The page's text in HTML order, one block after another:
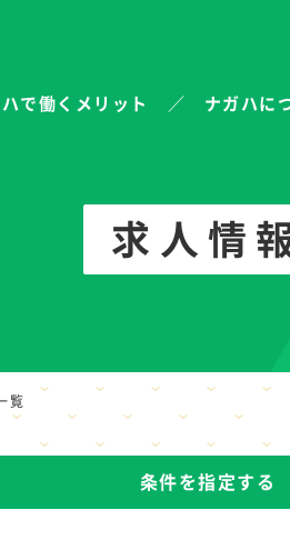
で働くメリット ナガハに
求人情
覧
条件を指定する